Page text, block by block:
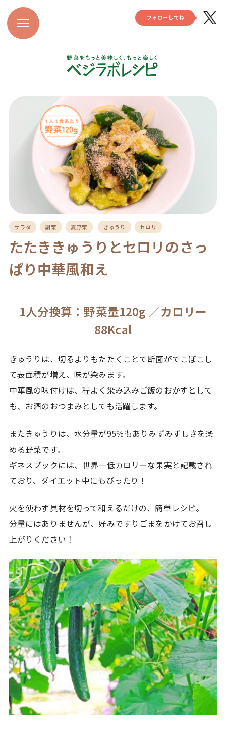
サラダ 副菜 夏野菜 きゅうり セロリ
たたききゅうりとセロリのさっ
ぱり中華風和え
1人分換算：野菜量120g ／カロリー
88Kcal
きゅうりは、切るよりもたたくことで断面がでこぼこし
て表面積が増え、味が染みます。
中華風の味付けは、程よく染み込みご飯のおかずとして
も、お酒のおつまみとしても活躍します。
またきゅうりは、水分量が95％もありみずみずしさを楽
める野菜です。
ギネスブックには、世界一低カロリーな果実と記載され
ており、ダイエット中にもぴったり！
火を使わず具材を切って和えるだけの、簡単レシピ。
分量にはありませんが、好みですりごまをかけてお召し
上がりください！